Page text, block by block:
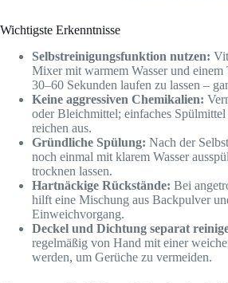
Wichtigste Erkenntnisse
Selbstreinigungsfunktion nutzen:
Mixer mit warmem Wasser und
30–60 Sekunden laufen zu lassen –
Keine aggressiven Chemikalien:
oder Bleichmittel; einfaches Spülmittel
reichen aus.
Gründliche Spülung: Nach der
noch einmal mit klarem Wasser
trocknen lassen.
Hartnäckige Rückstände: Bei
hilft eine Mischung aus Backpulver
Einweichvorgang.
Deckel und Dichtung separat
regelmäßig von Hand mit einer
werden, um Gerüche zu vermeiden.